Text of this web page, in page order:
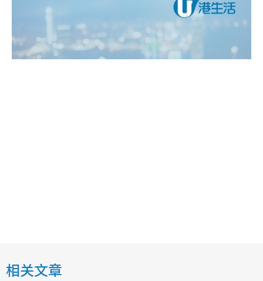
相关文章